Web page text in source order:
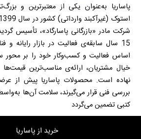
پاساریا به‌عنوان یکی از معتبرترین و
شرکت مادر «بازرگانی پاسارگاد»، تأسیس
15 سال سابقه‌ی فعالیت در بازار رایانه و
اساس فعالیت و کسب‌وکار خود را بر
خیال مشتریان، ارائه‌ی مناسب‌ترین قیمت‌ها
نهاده است. محصولات پاساریا پیش از
بررسی فنی قرار می‌گیرند، سلامت آن‌ها
کتبی تضمین می‌گردد
خرید از پاساریا